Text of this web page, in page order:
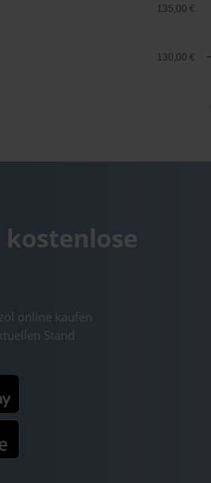
130,00 €
135,00 €
kostenlose
online kaufen
Stand